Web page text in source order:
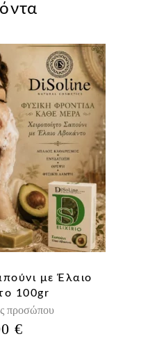
με Έλαιο
100gr
προσώπου
€